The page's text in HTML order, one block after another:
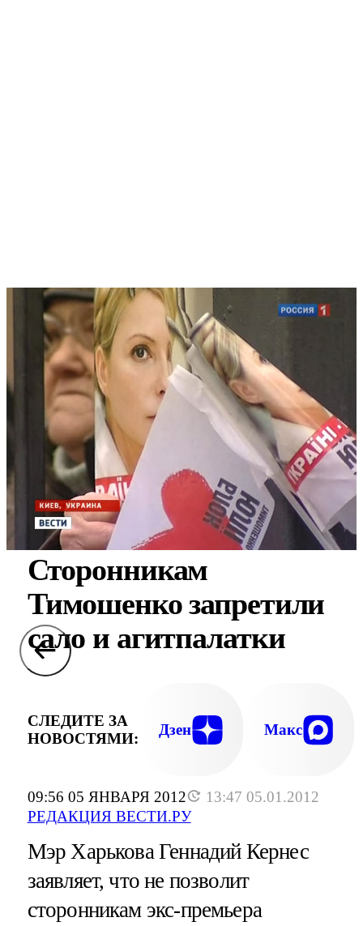
09:56 05 ЯНВАРЯ 2012
13:47 05.01.2012
РЕДАКЦИЯ ВЕСТИ.РУ
Сторонникам
Тимошенко запретили
сало и агитпалатки
СЛЕДИТЕ ЗА
НОВОСТЯМИ:
Дзен Макс
Мэр Харькова Геннадий Кернес
заявляет, что не позволит
сторонникам экс-премьера